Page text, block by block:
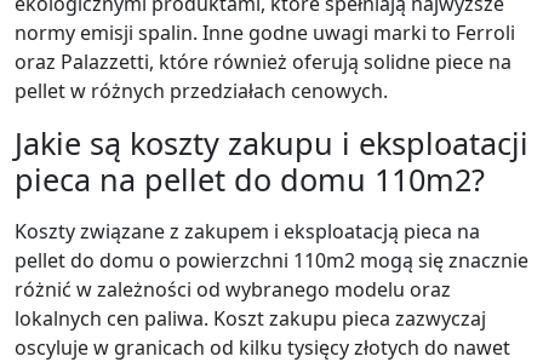
normy emisji spalin. Inne godne uwagi marki to Ferroli
oraz Palazzetti, które również oferują solidne piece na
pellet w różnych przedziałach cenowych.
Jakie są koszty zakupu i eksploatacji
pieca na pellet do domu 110m2?
Koszty związane z zakupem i eksploatacją pieca na
pellet do domu o powierzchni 110m2 mogą się znacznie
różnić w zależności od wybranego modelu oraz
lokalnych cen paliwa. Koszt zakupu pieca zazwyczaj
oscyluje w granicach od kilku tysięcy złotych do nawet